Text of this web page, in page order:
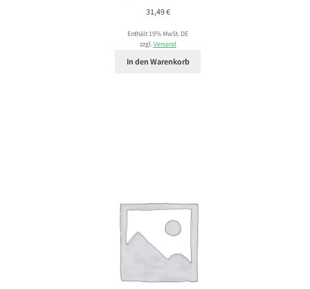
31,49€
Enthält 19% MwSt. DE
zzgl.Versand
In den Warenkorb